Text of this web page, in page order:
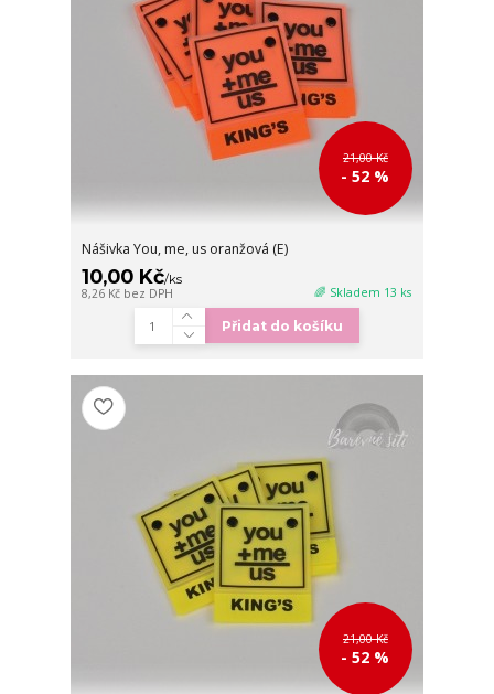
21,00 Kč
- 52 %
Nášivka You, me, us oranžová (E)
10,00 Kč/ks
8,26 Kč bez DPH 🌈 Skladem 13 ks
Přidat do košíku
21,00 Kč
- 52 %